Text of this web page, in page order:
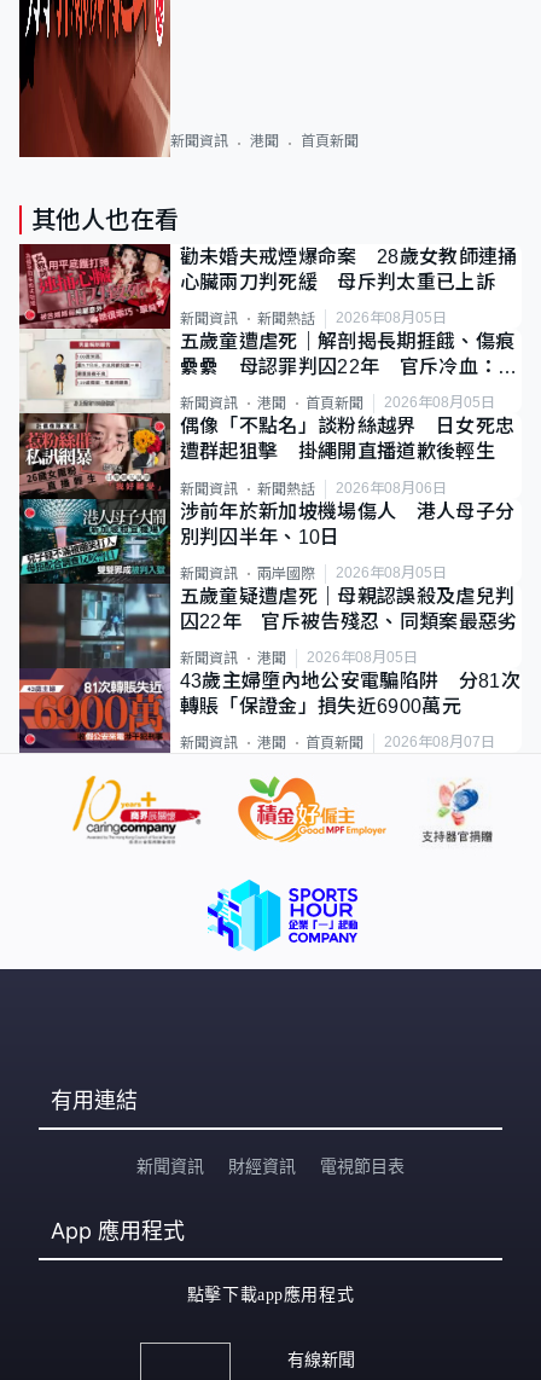
新聞資訊 港聞 首頁新聞
其他人也在看
勸未婚夫戒煙爆命案 28歲女教師連捅
心臟兩刀判死緩 母斥判太重已上訴
新聞資訊 新聞熱話 2026年08月05日
五歲童遭虐死｜解剖揭長期捱餓、傷痕
纍纍 母認罪判囚22年 官斥冷血：同
類案最惡劣
新聞資訊 港聞 首頁新聞 2026年08月05日
偶像「不點名」談粉絲越界 日女死忠
遭群起狙擊 掛繩開直播道歉後輕生
新聞資訊 新聞熱話 2026年08月06日
涉前年於新加坡機場傷人 港人母子分
別判囚半年、10日
新聞資訊 兩岸國際 2026年08月05日
五歲童疑遭虐死｜母親認誤殺及虐兒判
囚22年 官斥被告殘忍、同類案最惡劣
新聞資訊 港聞 2026年08月05日
43歲主婦墮內地公安電騙陷阱 分81次
轉賬「保證金」損失近6900萬元
新聞資訊 港聞 首頁新聞 2026年08月07日
有用連結
新聞資訊 財經資訊 電視節目表
App 應用程式
點擊下載app應用程式
有線新聞